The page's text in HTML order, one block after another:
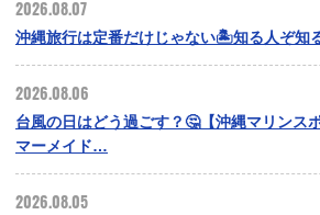
2026.08.07
沖縄旅行は定番だけじゃない🏝️知る人ぞ知
2026.08.06
台風の日はどう過ごす？🤔【沖縄マリンス
マーメイド…
2026.08.05